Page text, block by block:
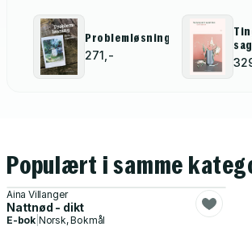
Problemløsning
271,-
i
Populært i samme
Aina Villanger
Nattnød - dikt
E-bok Norsk, Bokmål